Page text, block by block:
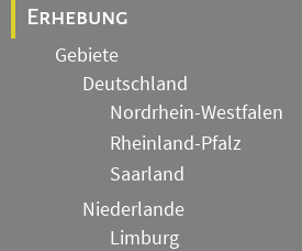
Erhebung
Gebiete
Deutschland
Nordrhein-Westfalen
Rheinland-Pfalz
Saarland
Niederlande
Limburg